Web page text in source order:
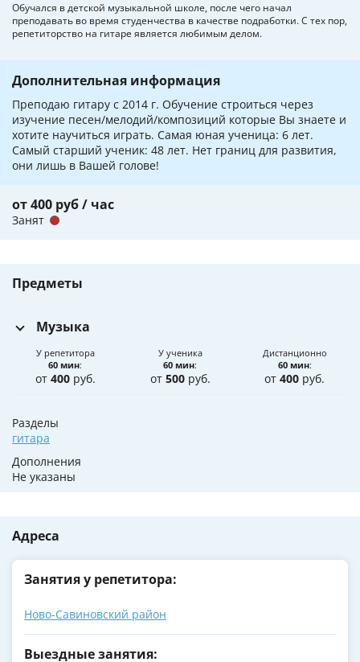
Обучался в детской музыкальной школе, после чего начал
преподавать во время студенчества в качестве подработки. С тех пор,
репетиторство на гитаре является любимым делом.
Дополнительная информация
Преподаю гитару с 2014 г. Обучение строиться через
изучение песен/мелодий/композиций которые Вы знаете и
хотите научиться играть. Самая юная ученица: 6 лет.
Самый старший ученик: 48 лет. Нет границ для развития,
они лишь в Вашей голове!
от 400 руб / час
Занят
Предметы
Музыка
У репетитора
60 мин:
от 400руб.
У ученика
60 мин:
от 500руб.
Дистанционно
60 мин:
от400 руб.
Разделы
гитара
Дополнения
Не указаны
Адреса
Занятия у репетитора:
Ново-Савиновский район
Выездные занятия: